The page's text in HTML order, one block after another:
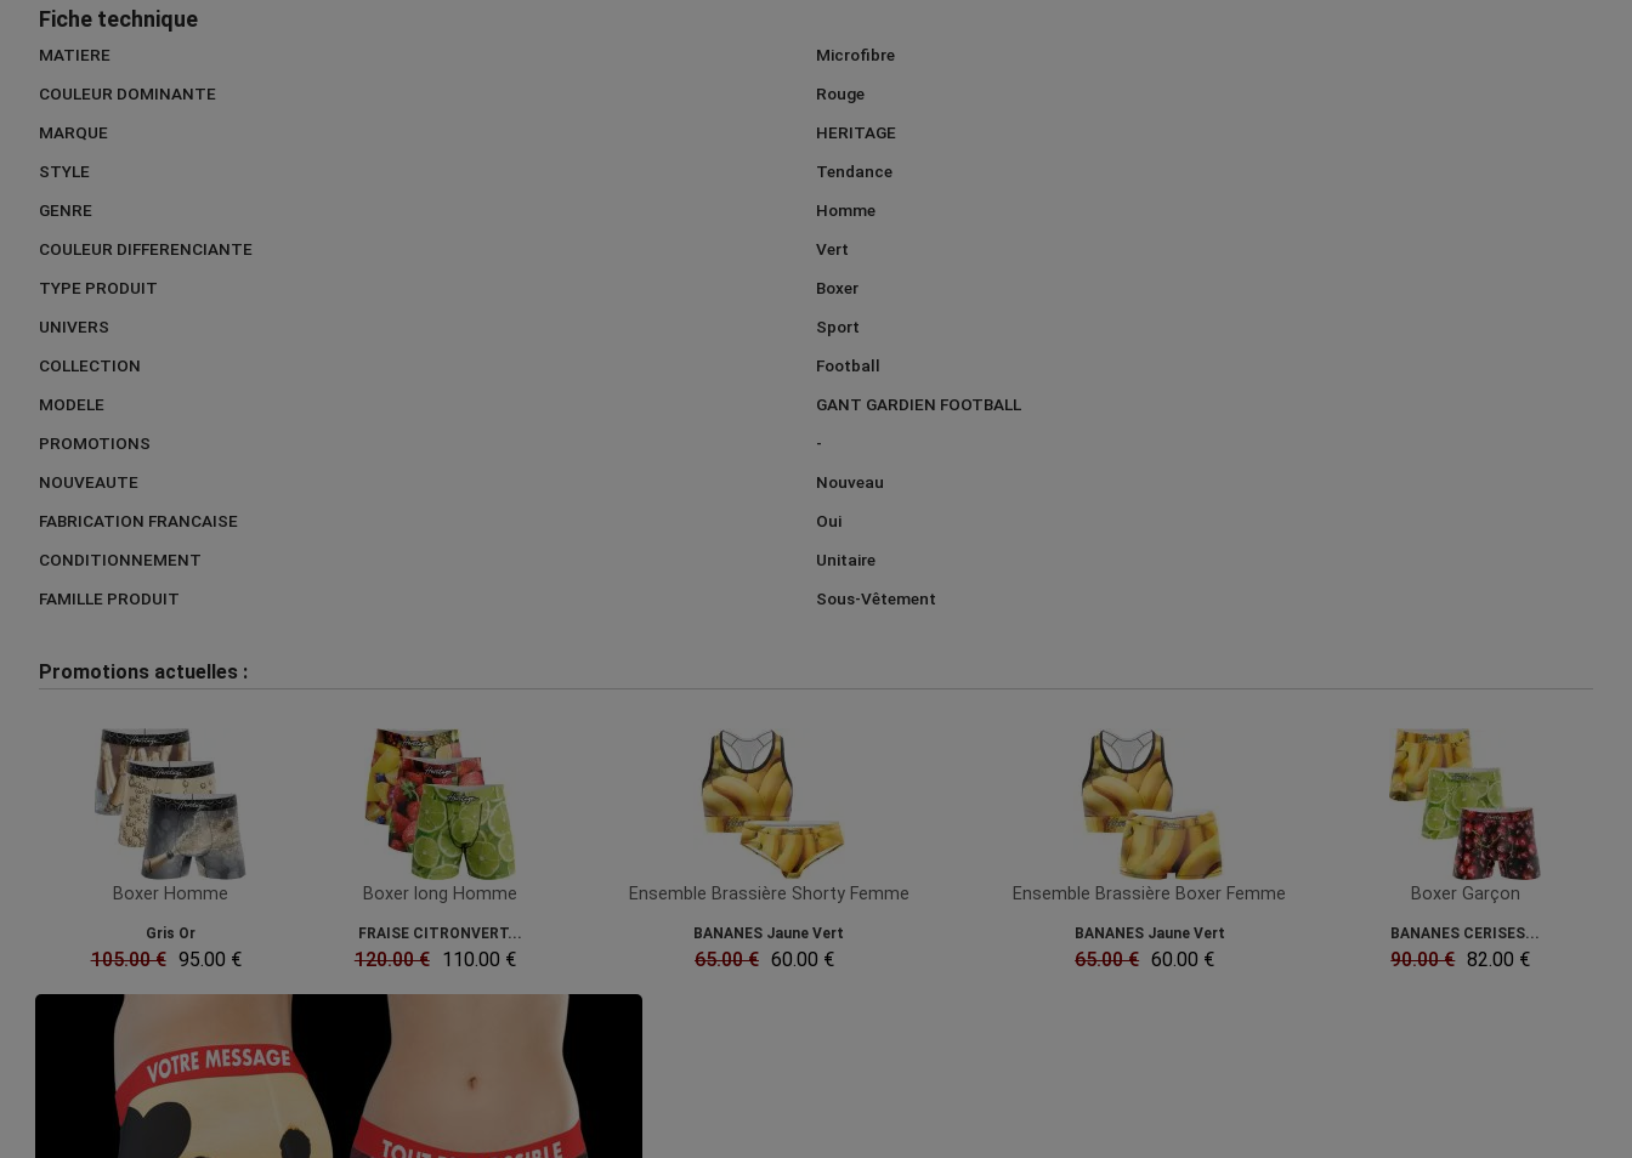
Fiche technique
MATIERE
Microfibre
COULEUR DOMINANTE
Rouge
MARQUE
HERITAGE
STYLE
Tendance
GENRE
Homme
COULEUR DIFFERENCIANTE
Vert
TYPE PRODUIT
Boxer
UNIVERS
Sport
COLLECTION
Football
MODELE
GANT GARDIEN FOOTBALL
PROMOTIONS
-
NOUVEAUTE
Nouveau
FABRICATION FRANCAISE
Oui
CONDITIONNEMENT
Unitaire
FAMILLE PRODUIT
Sous-Vêtement
Promotions actuelles :
Boxer Homme
Gris Or
105.00 € 95.00 €
Boxer long Homme
FRAISE CITRONVERT...
120.00 € 110.00 €
Ensemble Brassière Shorty Femme
BANANES Jaune Vert
65.00 € 60.00 €
Ensemble Brassière Boxer Femme
BANANES Jaune Vert
65.00 € 60.00 €
Boxer Garçon
BANANES CERISES...
90.00 € 82.00 €